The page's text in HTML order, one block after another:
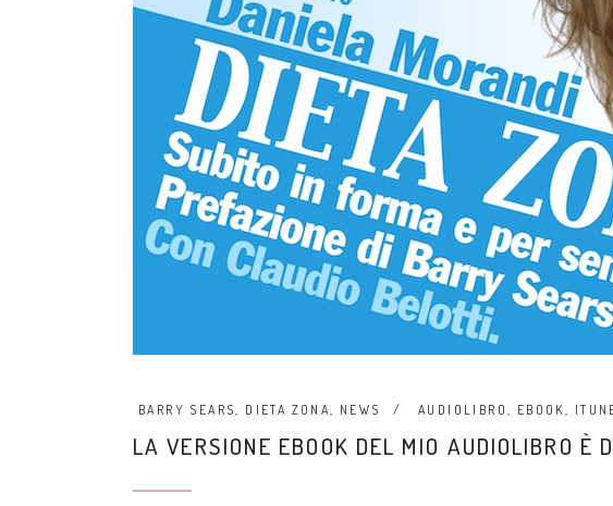
BARRY SEARS, DIETA ZONA, NEWS AUDIOLIBRO, EBOOK,
LA VERSIONE EBOOK DEL MIO AUDIOLIBRO